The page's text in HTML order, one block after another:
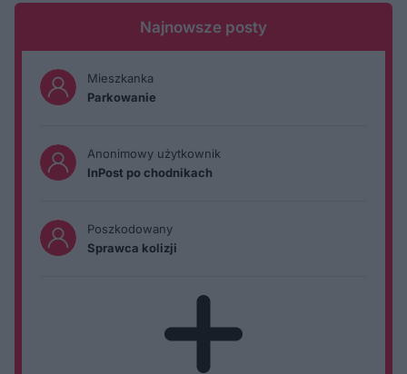
Najnowsze posty
Mieszkanka
Parkowanie
Anonimowy użytkownik
InPost po chodnikach
Poszkodowany
Sprawca kolizji